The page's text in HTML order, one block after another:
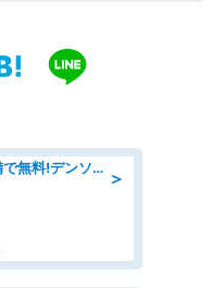
＞
入社特典58万円、寮費完備で無料!デンソーで働こう!自動車工場で小型部品の検査業務 denso aichi